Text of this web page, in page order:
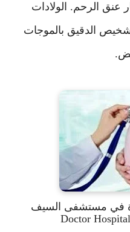
عنق الرحم. الولادات
الدقيق بالموجات
في مستشفى السيف